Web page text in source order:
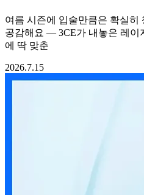
여름 시즌에 입술만큼은 확실히
공감해요 — 3CE가 내놓은 레이
에 딱 맞춘
2026.7.15